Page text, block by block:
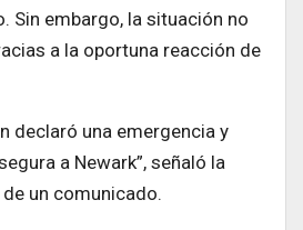
Sin embargo, la situación no
a la oportuna reacción de
declaró una emergencia y
a Newark”, señaló la
un comunicado.